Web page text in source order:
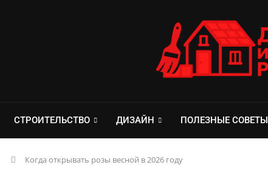
СТРОИТЕЛЬСТВО ДИЗАЙН ПОЛЕЗНЫЕ СОВЕТЫ
Когда открывать розы весной в 2026 году